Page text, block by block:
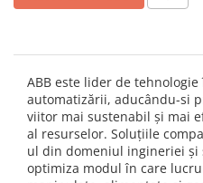
Iluminat stradal
Zone urbane, parcuri și grădini
Accesorii
Proiectoare led
ABB este lider de
automatizării, aducându-si
viitor mai sustenabil și mai
al resurselor. Soluțiile
ul din domeniul ingineriei și
optimiza modul în care